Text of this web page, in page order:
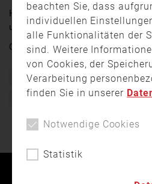
Handelt es sich bei dem
um einen Unfall? Jasmina
Quelle:münchen.tv
Bayern Berufsfeuerwehr München
Feuerwehr münchen.tv
beachten Sie, dass
individuellen
alle Funktionalitäten der
sind. Weitere
von Cookies, der
Verarbeitung
finden Sie in unserer
Notwendige Cookies
Statistik